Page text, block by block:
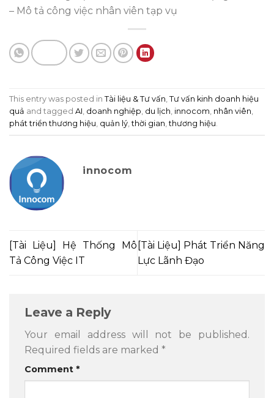
– Mô tả công việc nhân viên tạp vụ
This entry was posted in Tài liệu & Tư vấn Tư vấn kinh doanh hiệu
quả and tagged AI doanh nghiệp du lịch innocom nhân viên
phát triển thương hiệu quản lý ,thời gian ,thương hiệu
innocom
[Tài Liệu] Hệ Thống Mô
Tả Công Việc IT
[Tài Liệu] Phát Triển Năng
Lực Lãnh Đạo
Leave a Reply
Your email address will not be published.
Required fields are marked *
Comment *